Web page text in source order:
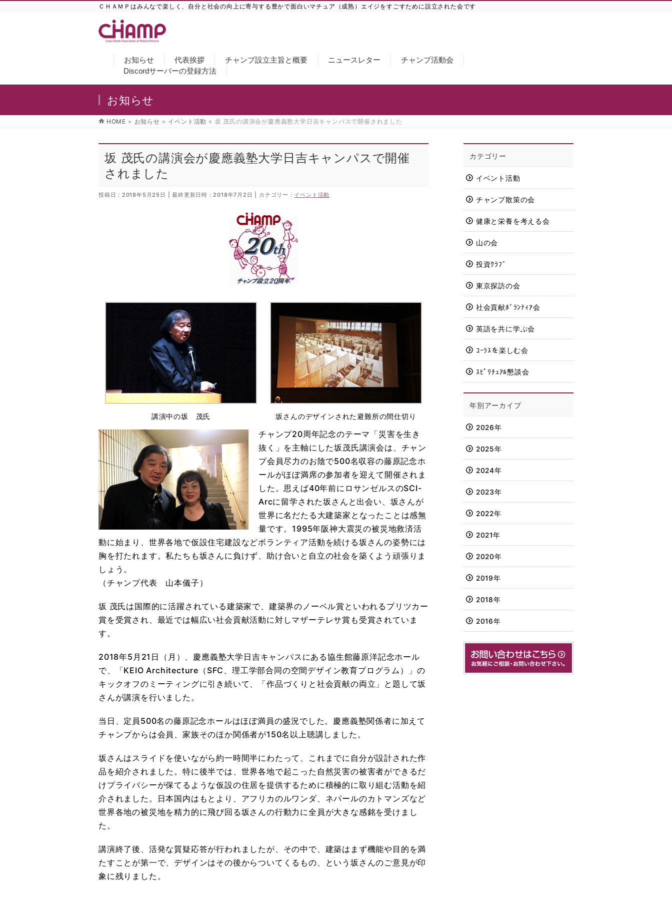
ＣＨＡＭＰはみんなで楽しく、自分と社会の向上に寄与する豊かで面白いマチュア（成熟）エイジをすごすために設立された会です
お知らせ 代表挨拶 チャンプ設立主旨と概要 ニュースレター
チャンプ活動会
Discordサーバーの登録方法
お知らせ
HOME » お知らせ » イベント活動 » 坂 茂氏の講演会が慶應義塾大学日吉キャンパスで開催されました
坂 茂氏の講演会が慶應義塾大学日吉キャンパスで開催
されました
投稿日 : 2018年5月25日 最終更新日時 : 2018年7月2日 カテゴリー : イベント活動
講演中の坂 茂氏 坂さんのデザインされた避難所の間仕切り
チャンプ20周年記念のテーマ「災害を生き
抜く」を主軸にした坂茂氏講演会は、チャン
プ会員尽力のお陰で500名収容の藤原記念ホ
ールがほぼ満席の参加者を迎えて開催されま
した。思えば40年前にロサンゼルスのSCI-
Arcに留学された坂さんと出会い、坂さんが
世界に名だたる大建築家となったことは感無
量です。1995年阪神大震災の被災地救済活
動に始まり、世界各地で仮設住宅建設などボランティア活動を続ける坂さんの姿勢には
胸を打たれます。私たちも坂さんに負けず、助け合いと自立の社会を築くよう頑張りま
しょう。
（チャンプ代表 山本儀子）
坂 茂氏は国際的に活躍されている建築家で、建築界のノーベル賞といわれるプリツカー
賞を受賞され、最近では幅広い社会貢献活動に対しマザーテレサ賞も受賞されていま
す。
2018年5月21日（月）、慶應義塾大学日吉キャンパスにある協生館藤原洋記念ホール
で、「KEIO Architecture（SFC、理工学部合同の空間デザイン教育プログラム）」の
キックオフのミーティングに引き続いて、「作品づくりと社会貢献の両立」と題して坂
さんが講演を行いました。
当日、定員500名の藤原記念ホールはほぼ満員の盛況でした。慶應義塾関係者に加えて
チャンプからは会員、家族そのほか関係者が150名以上聴講しました。
坂さんはスライドを使いながら約一時間半にわたって、これまでに自分が設計された作
品を紹介されました。特に後半では、世界各地で起こった自然災害の被害者ができるだ
けプライバシーが保てるような仮設の住居を提供するために積極的に取り組む活動を紹
介されました。日本国内はもとより、アフリカのルワンダ、ネパールのカトマンズなど
世界各地の被災地を精力的に飛び回る坂さんの行動力に全員が大きな感銘を受けまし
た。
講演終了後、活発な質疑応答が行われましたが、その中で、建築はまず機能や目的を満
たすことが第一で、デザインはその後からついてくるもの、という坂さんのご意見が印
象に残りました。
カテゴリー
イベント活動
チャンプ散策の会
健康と栄養を考える会
山の会
投資ｸﾗﾌﾞ
東京探訪の会
社会貢献ﾎﾞﾗﾝﾃｨｱ会
英語を共に学ぶ会
ｺｰﾗｽを楽しむ会
ｽﾋﾟﾘﾁｭｱﾙ懇談会
年別アーカイブ
2026年
2025年
2024年
2023年
2022年
2021年
2020年
2019年
2018年
2016年